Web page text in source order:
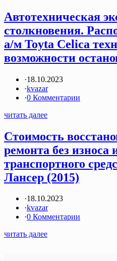
Автотехническая
столкновения.
а/м Toyta Celica
возможности
·18.10.2023
·kvazar
·0 Комментарии
читать далее
Стоимость
ремонта без износа
транспортного
Лансер (2015)
·18.10.2023
·kvazar
·0 Комментарии
читать далее